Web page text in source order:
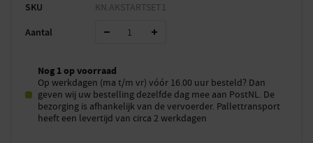
SKU KN.AKSTARTSET1
Aantal
Nog 1 op voorraad
Op werkdagen (ma t/m vr) vóór 16.00 uur besteld? Dan
geven wij uw bestelling dezelfde dag mee aan PostNL. De
bezorging is afhankelijk van de vervoerder. Pallettransport
heeft een levertijd van circa 2 werkdagen